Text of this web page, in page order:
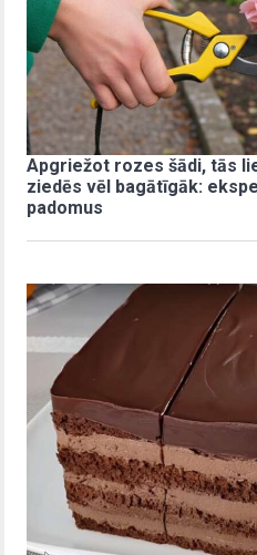
Apgriežot rozes šādi, tās
ziedēs vēl bagātīgāk:
padomus